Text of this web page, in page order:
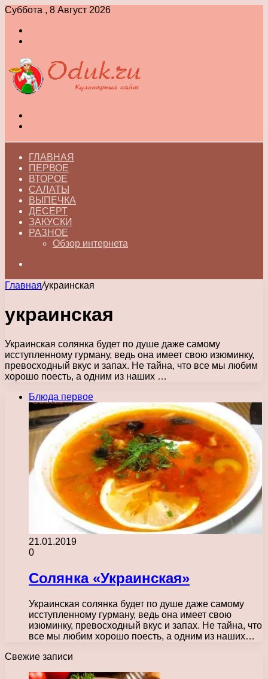
Суббота , 8 Август 2026
ГЛАВНАЯ
ПЕРВОЕ
ВТОРОЕ
САЛАТЫ
ВЫПЕЧКА
ДЕСЕРТ
ЗАКУСКИ
РАЗНОЕ
Обзор интернета
Главная/украинская
украинская
Украинская солянка будет по душе даже самому
исступленному гурману, ведь она имеет свою изюминку,
превосходный вкус и запах. Не тайна, что все мы любим
хорошо поесть, а одним из наших …
Блюда первое
21.01.2019
0
Солянка «Украинская»
Украинская солянка будет по душе даже самому
исступленному гурману, ведь она имеет свою
изюминку, превосходный вкус и запах. Не тайна, что
все мы любим хорошо поесть, а одним из наших…
Свежие записи